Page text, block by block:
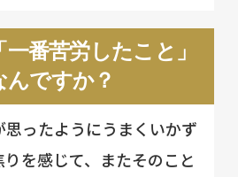
番苦労したこと」
んですか？
ったようにうまくいかず
を感じて、またそのこと